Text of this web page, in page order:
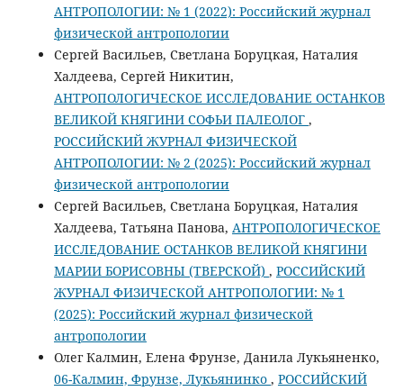
АНТРОПОЛОГИИ: № 1 (2022): Российский журнал
физической антропологии
Сергей Васильев, Светлана Боруцкая, Наталия
Халдеева, Сергей Никитин,
АНТРОПОЛОГИЧЕСКОЕ ИССЛЕДОВАНИЕ ОСТАНКОВ
ВЕЛИКОЙ КНЯГИНИ СОФЬИ ПАЛЕОЛОГ ,
РОССИЙСКИЙ ЖУРНАЛ ФИЗИЧЕСКОЙ
АНТРОПОЛОГИИ: № 2 (2025): Российский журнал
физической антропологии
Сергей Васильев, Светлана Боруцкая, Наталия
Халдеева, Татьяна Панова, АНТРОПОЛОГИЧЕСКОЕ
ИССЛЕДОВАНИЕ ОСТАНКОВ ВЕЛИКОЙ КНЯГИНИ
МАРИИ БОРИСОВНЫ (ТВЕРСКОЙ) , РОССИЙСКИЙ
ЖУРНАЛ ФИЗИЧЕСКОЙ АНТРОПОЛОГИИ: № 1
(2025): Российский журнал физической
антропологии
Олег Калмин, Елена Фрунзе, Данила Лукьяненко,
06-Калмин, Фрунзе, Лукьянинко , РОССИЙСКИЙ